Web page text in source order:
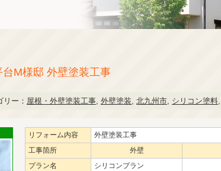
M様邸 外壁塗装工事
リー： 屋根・外壁塗装工事, 外壁塗装, 北九州市, シリコン塗料,
リフォーム内容
外壁塗装工事
工事箇所
外壁
プラン名
シリコンプラン